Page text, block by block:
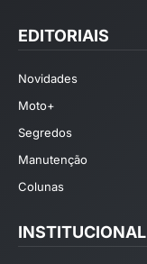
EDITORIAIS
Novidades
Moto+
Segredos
Manutenção
Colunas
INSTITUCIONAL